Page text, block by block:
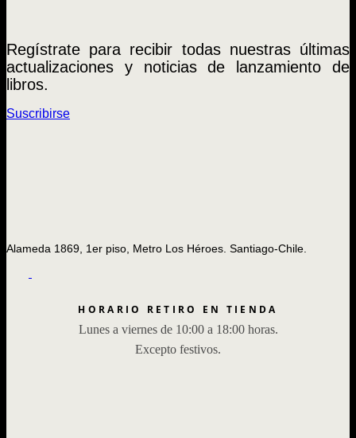
Regístrate para recibir todas nuestras últimas
actualizaciones y noticias de lanzamiento de
libros.
Suscribirse
Alameda 1869, 1er piso, Metro Los Héroes. Santiago-Chile.
HORARIO RETIRO EN TIENDA
Lunes a viernes de 10:00 a 18:00 horas.
Excepto festivos.